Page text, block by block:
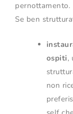
pernottamento.
Se ben
ospiti,
non